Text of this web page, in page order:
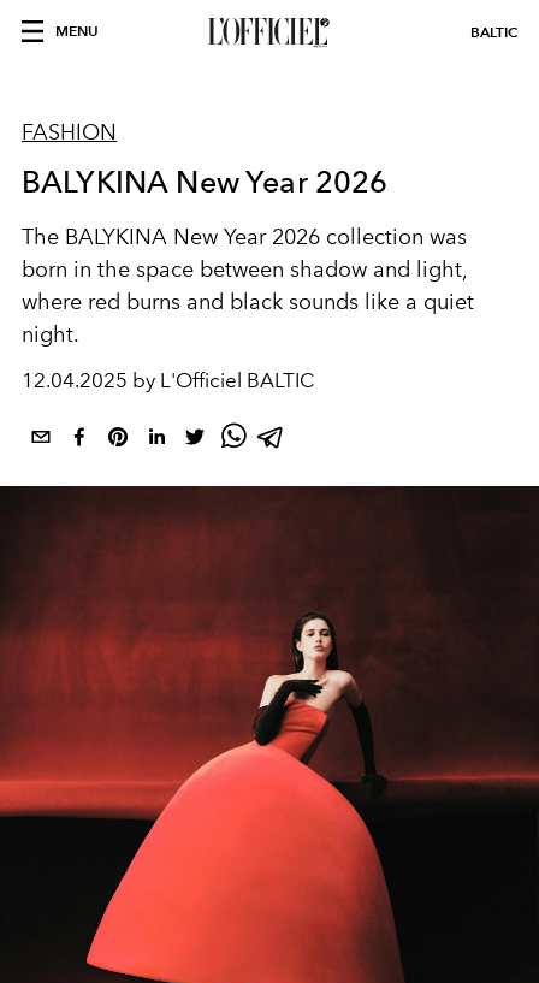
MENU BALTIC
FASHION
BALYKINA New Year 2026
The BALYKINA New Year 2026 collection was
born in the space between shadow and light,
where red burns and black sounds like a quiet
night.
12.04.2025 by L'Officiel BALTIC